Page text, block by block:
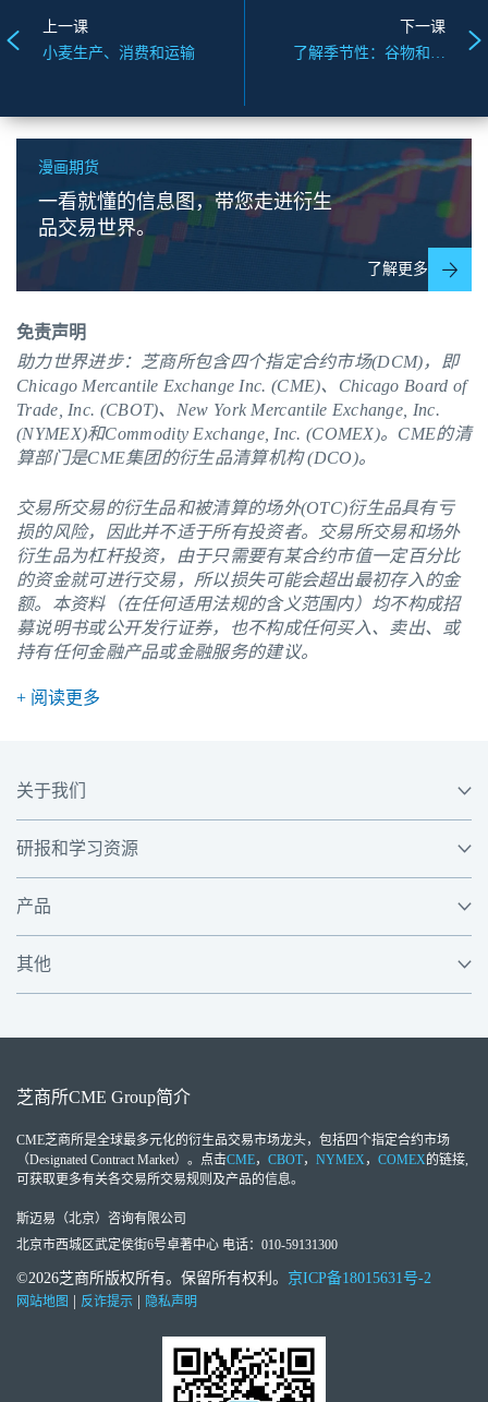
上一课
小麦生产、消费和运输
下一课
了解季节性：谷物和油籽
漫画期货
一看就懂的信息图，带您走进衍生
品交易世界。
了解更多
免责声明
助力世界进步：芝商所包含四个指定合约市场(DCM)，即
Chicago Mercantile Exchange Inc. (CME)、Chicago Board of
Trade, Inc. (CBOT)、New York Mercantile Exchange, Inc.
(NYMEX)和Commodity Exchange, Inc. (COMEX)。 CME的清
算部门是CME集团的衍生品清算机构 (DCO)。
交易所交易的衍生品和被清算的场外(OTC)衍生品具有亏
损的风险，因此并不适于所有投资者。交易所交易和场外
衍生品为杠杆投资，由于只需要有某合约市值一定百分比
的资金就可进行交易，所以损失可能会超出最初存入的金
额。本资料（在任何适用法规的含义范围内）均不构成招
募说明书或公开发行证券，也不构成任何买入、卖出、或
持有任何金融产品或金融服务的建议。
+ 阅读更多
关于我们
研报和学习资源
产品
其他
芝商所CME Group简介
CME芝商所是全球最多元化的衍生品交易市场龙头，包括四个指定合约市场
（Designated Contract Market）。点击CME， CBOT， NYMEX， COMEX的链接,
可获取更多有关各交易所交易规则及产品的信息。
斯迈易（北京）咨询有限公司
北京市西城区武定侯街6号卓著中心 电话：010-59131300
©2026芝商所版权所有。保留所有权利。 京ICP备18015631号-2
网站地图 反诈提示 隐私声明